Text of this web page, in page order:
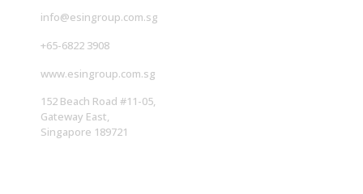
info@esingroup.com.sg
+65-6822 3908
www.esingroup.com.sg
152 Beach Road #11-05,
Gateway East,
Singapore 189721